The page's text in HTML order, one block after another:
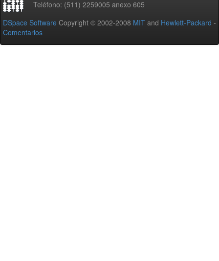
Teléfono: (511) 2259005 anexo 605
DSpace Software Copyright © 2002-2008 MIT and Hewlett-Packard -
Comentarios